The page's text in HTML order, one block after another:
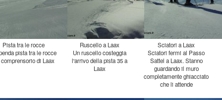
Pista tra le rocce
pista tra le rocce
di Laax
Ruscello a Laax
Un ruscello costeggia
l'arrivo della pista 35 a
Laax
Sciatori a Laax
Sciatori fermi al Passo
Sattel a Laax. Stanno
guardando il muro
completamente ghiacciato
che li attende